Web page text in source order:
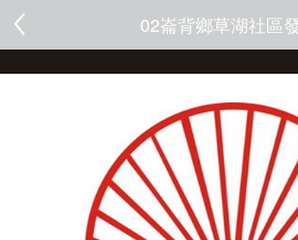
02崙背鄉草湖社區